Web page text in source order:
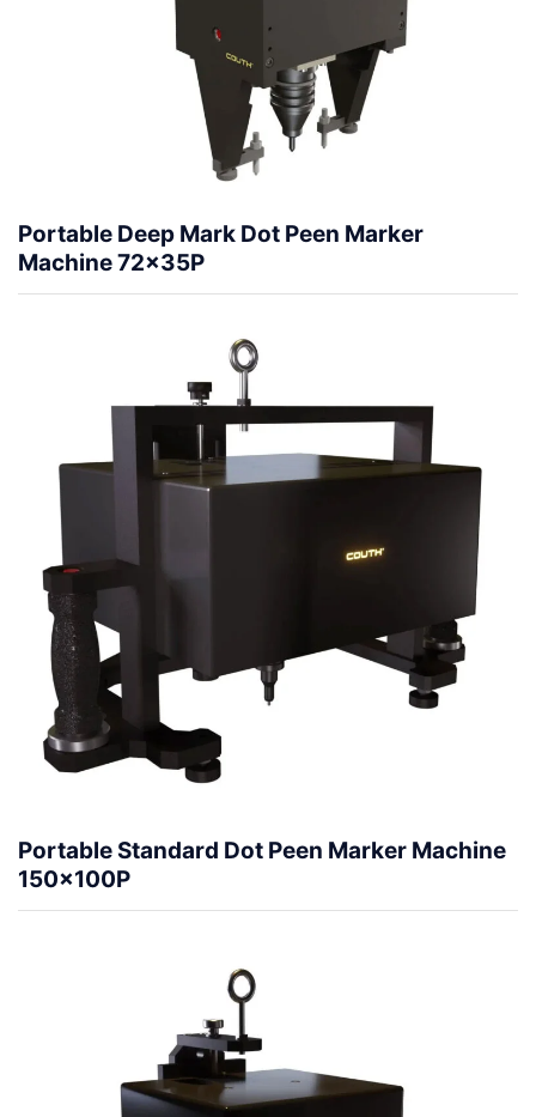
Portable Deep Mark Dot Peen Marker
Machine 72x35P
Portable Standard Dot Peen Marker Machine
150x100P